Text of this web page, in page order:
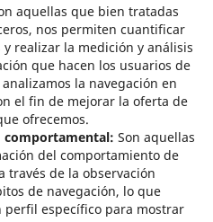
aquellas que bien tratadas
nos permiten cuantificar
realizar la medición y análisis
que hacen los usuarios de
la navegación en
el fin de mejorar la oferta de
ofrecemos.
comportamental: Son aquellas
del comportamiento de
través de la observación
de navegación, lo que
específico para mostrar